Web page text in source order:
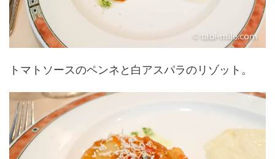
トマトソースのペンネと白アスパラのリゾット。